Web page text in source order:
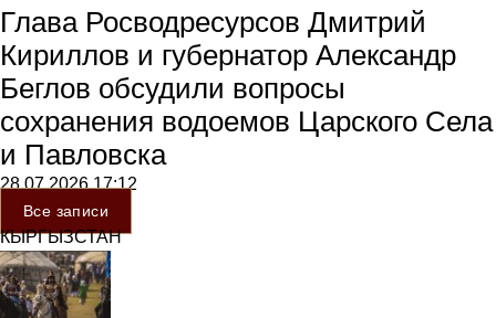
Глава Росводресурсов Дмитрий
Кириллов и губернатор Александр
Беглов обсудили вопросы
сохранения водоемов Царского Села
и Павловска
28.07.202617:12
Все записи
КЫРГЫЗСТАН